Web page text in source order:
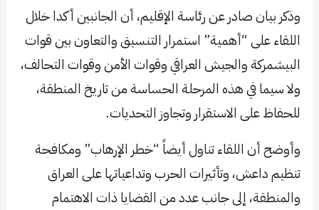
وذكر بيان صادر عن رئاسة الإقليم، أن الجانبين أكدا خلال
اللقاء على “أهمية” استمرار التنسيق والتعاون بين قوات
البيشمركة والجيش العراقي وقوات الأمن وقوات التحالف،
ولا سيما في هذه المرحلة الحساسة من تاريخ المنطقة،
للحفاظ على الاستقرار وتجاوز التحديات.
وأوضح أن اللقاء تناول أيضاً “خطر الإرهاب” ومكافحة
تنظيم داعش، وتأثيرات الحرب وتداعياتها على العراق
والمنطقة، إلى جانب عدد من القضايا ذات الاهتمام